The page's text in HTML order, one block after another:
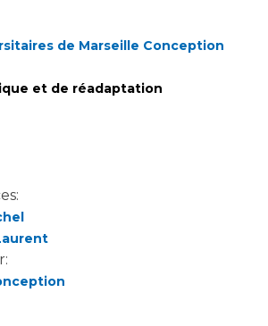
de Marseille Conception
et de réadaptation